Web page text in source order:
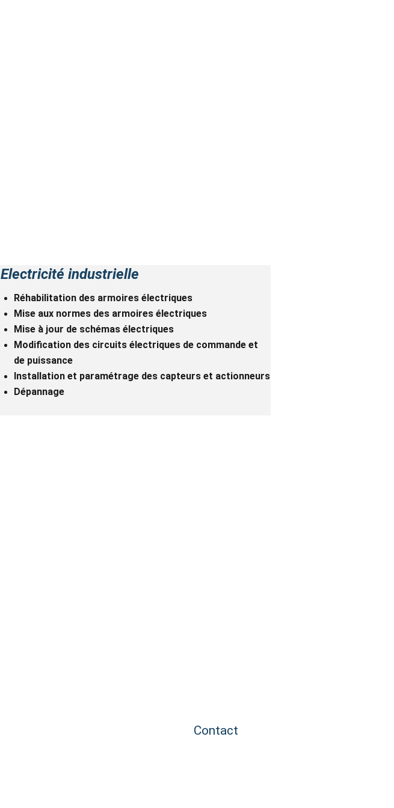
Electricité industrielle
Réhabilitation des armoires électriques
Mise aux normes des armoires électriques
Mise à jour de schémas électriques
Modification des circuits électriques de commande et
de puissance
Installation et paramétrage des capteurs et actionneurs
Dépannage
Contact